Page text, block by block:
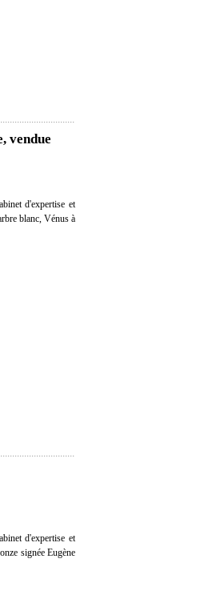
vendue
d'expertise et
blanc, Vénus à
d'expertise et
signée Eugène